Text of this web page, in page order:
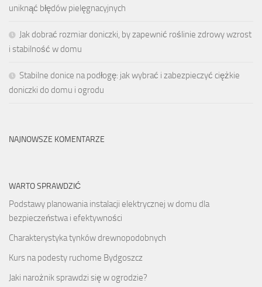
uniknąć błędów pielęgnacyjnych
Jak dobrać rozmiar doniczki, by zapewnić roślinie zdrowy wzrost
i stabilność w domu
Stabilne donice na podłogę: jak wybrać i zabezpieczyć ciężkie
doniczki do domu i ogrodu
NAJNOWSZE KOMENTARZE
WARTO SPRAWDZIĆ
Podstawy planowania instalacji elektrycznej w domu dla
bezpieczeństwa i efektywności
Charakterystyka tynków drewnopodobnych
Kurs na podesty ruchome Bydgoszcz
Jaki narożnik sprawdzi się w ogrodzie?